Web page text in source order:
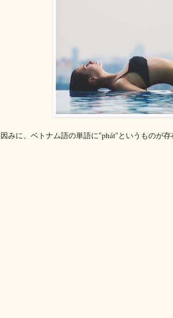
因みに、ベトナム語の単語に"phát"というものが